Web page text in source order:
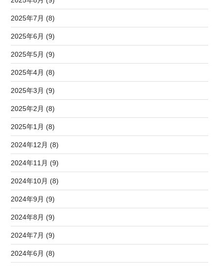
2025年7月 (8)
2025年6月 (9)
2025年5月 (9)
2025年4月 (8)
2025年3月 (9)
2025年2月 (8)
2025年1月 (8)
2024年12月 (8)
2024年11月 (9)
2024年10月 (8)
2024年9月 (9)
2024年8月 (9)
2024年7月 (9)
2024年6月 (8)